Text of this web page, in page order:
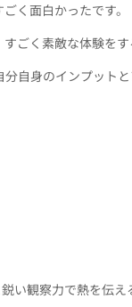
く面白かったです。
ごく素敵な体験をす
自身のインプット
い観察力で熱を伝